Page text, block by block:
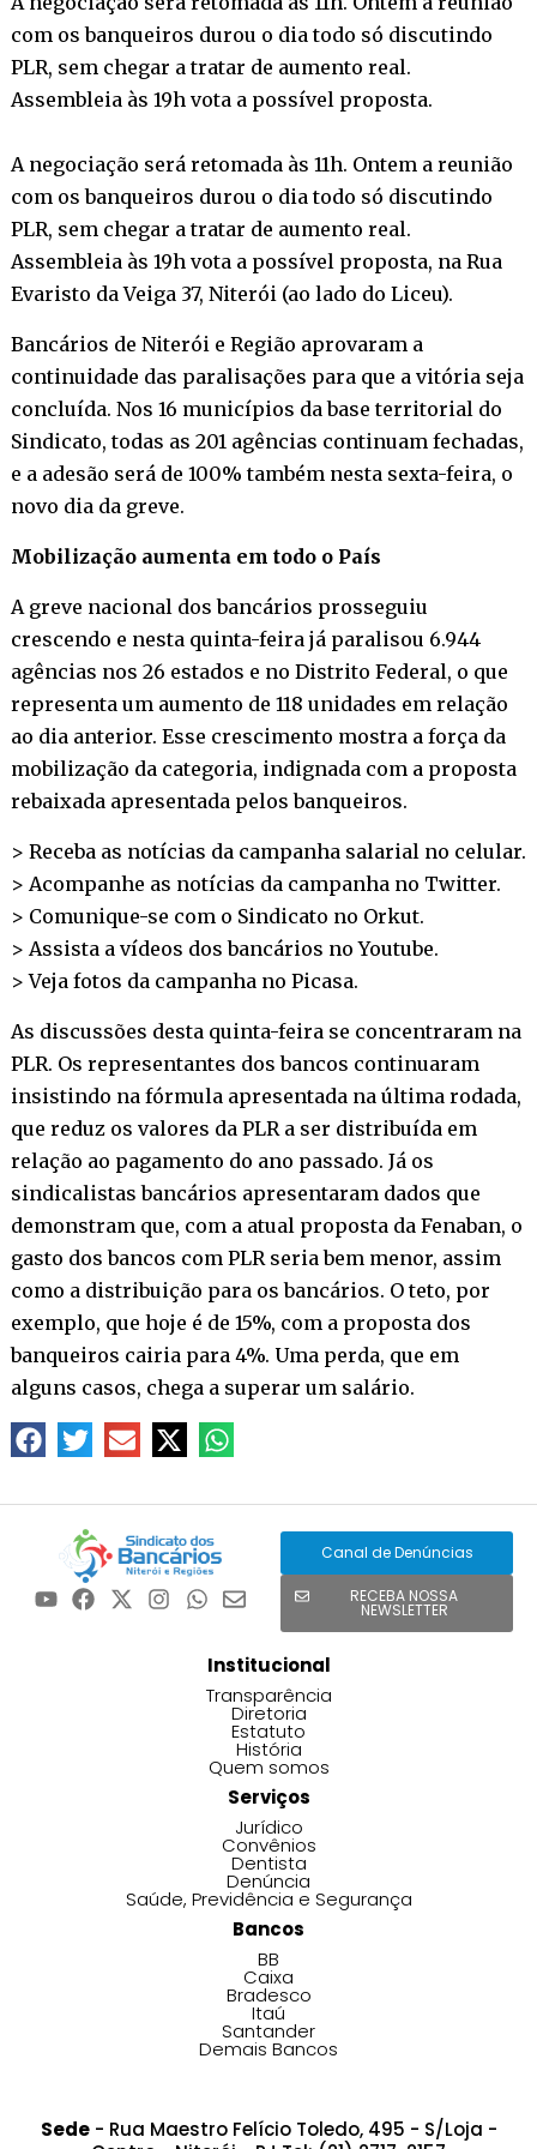
com os banqueiros durou o dia todo só discutindo
PLR, sem chegar a tratar de aumento real.
Assembleia às 19h vota a possível proposta.
A negociação será retomada às 11h. Ontem a reunião
com os banqueiros durou o dia todo só discutindo
PLR, sem chegar a tratar de aumento real.
Assembleia às 19h vota a possível proposta, na Rua
Evaristo da Veiga 37, Niterói (ao lado do Liceu).
Bancários de Niterói e Região aprovaram a
continuidade das paralisações para que a vitória seja
concluída. Nos 16 municípios da base territorial do
Sindicato, todas as 201 agências continuam fechadas,
e a adesão será de 100% também nesta sexta-feira, o
novo dia da greve.
Mobilização aumenta em todo o País
A greve nacional dos bancários prosseguiu
crescendo e nesta quinta-feira já paralisou 6.944
agências nos 26 estados e no Distrito Federal, o que
representa um aumento de 118 unidades em relação
ao dia anterior. Esse crescimento mostra a força da
mobilização da categoria, indignada com a proposta
rebaixada apresentada pelos banqueiros.
> Receba as notícias da campanha salarial no celular.
> Acompanhe as notícias da campanha no Twitter.
> Comunique-se com o Sindicato no Orkut.
> Assista a vídeos dos bancários noYoutube.
> Veja fotos da campanha no Picasa.
As discussões desta quinta-feira se concentraram na
PLR. Os representantes dos bancos continuaram
insistindo na fórmula apresentada na última rodada,
que reduz os valores da PLR a ser distribuída em
relação ao pagamento do ano passado. Já os
sindicalistas bancários apresentaram dados que
demonstram que, com a atual proposta da Fenaban, o
gasto dos bancos com PLR seria bem menor, assim
como a distribuição para os bancários. O teto, por
exemplo, que hoje é de 15%, com a proposta dos
banqueiros cairia para 4%. Uma perda, que em
alguns casos, chega a superar um salário.
Canal de Denúncias
RECEBA NOSSA
NEWSLETTER
Institucional
Transparência
Diretoria
Estatuto
História
Quem somos
Serviços
Jurídico
Convênios
Dentista
Denúncia
Saúde, Previdência e Segurança
Bancos
BB
Caixa
Bradesco
Itaú
Santander
Demais Bancos
Sede- Rua Maestro Felício Toledo, 495 - S/Loja -